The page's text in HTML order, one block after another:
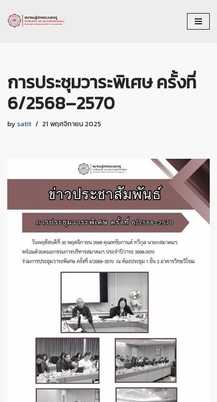
Skip
การประชุมวาระพิเศษ ครั้งที่
6/2568–2570
by satit 21 พฤศจิกายน 2025